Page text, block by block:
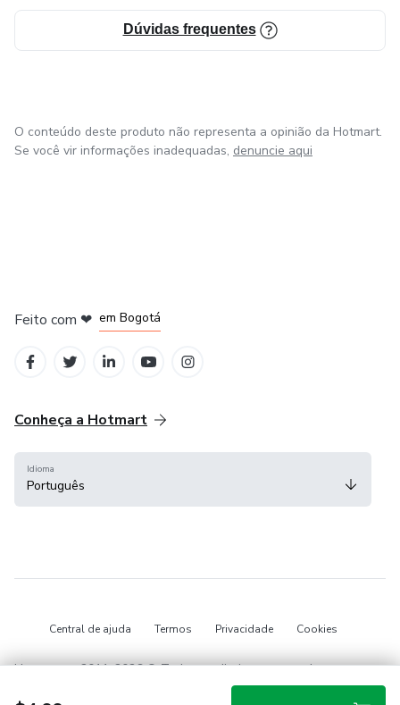
Dúvidas frequentes
O conteúdo deste produto não representa a opinião da Hotmart.
Se você vir informações inadequadas, denuncie aqui
Feito com ❤ em Bogotá
Conheça a Hotmart
Idioma
Português
Central de ajuda Termos Privacidade Cookies
Hotmart — 2011-2026 © Todos os direitos reservados.